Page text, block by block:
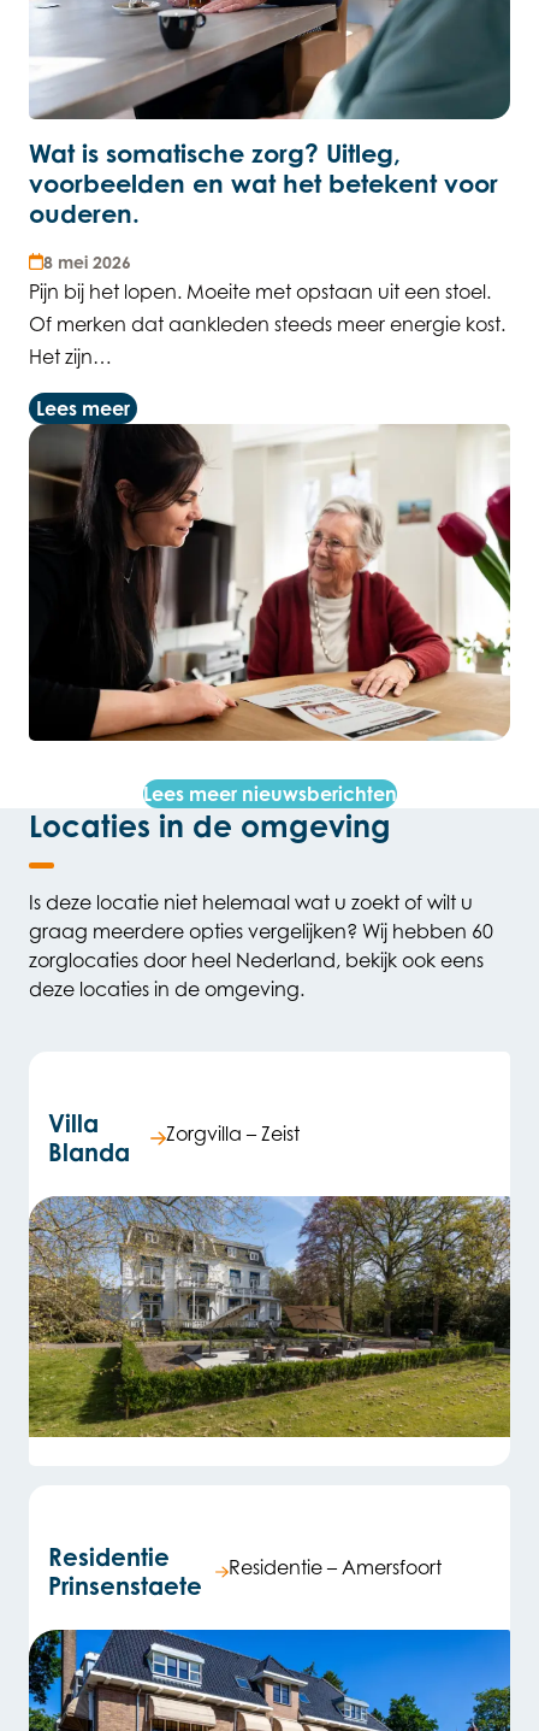
Wat is somatische zorg? Uitleg,
voorbeelden en wat het betekent voor
ouderen.
8 mei 2026
Pijn bij het lopen. Moeite met opstaan uit een stoel.
Of merken dat aankleden steeds meer energie kost.
Het zijn…
Lees meer
Lees meer nieuwsberichten
Locaties in de omgeving
Is deze locatie niet helemaal wat u zoekt of wilt u
graag meerdere opties vergelijken? Wij hebben 60
zorglocaties door heel Nederland, bekijk ook eens
deze locaties in de omgeving.
Villa
Blanda
Zorgvilla – Zeist
Residentie
Prinsenstaete
Residentie – Amersfoort